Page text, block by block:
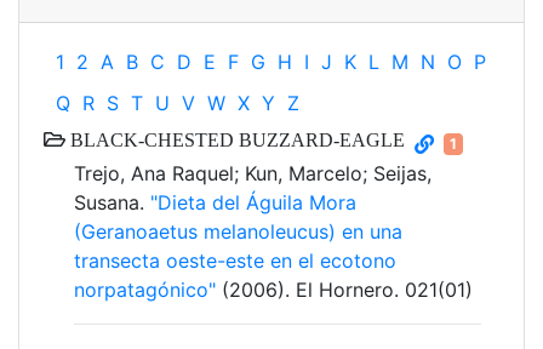
1 2 A B C D E F G H I J K L M N O P
Q R S T U V W X Y Z
BLACK-CHESTED BUZZARD-EAGLE 1
Trejo, Ana Raquel; Kun, Marcelo; Seijas,
Susana. "Dieta del Águila Mora
(Geranoaetus melanoleucus) en una
transecta oeste-este en el ecotono
norpatagónico" (2006). El Hornero. 021(01)